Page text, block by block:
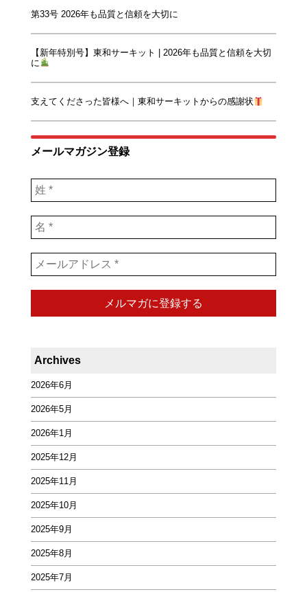
第33号 2026年も品質と信頼を大切に
【新年特別号】東和サーキット | 2026年も品質と信頼を大切
に
支えてくださった皆様へ｜東和サーキットからの感謝状
メールマガジン登録
Archives
2026年6月
2026年5月
2026年1月
2025年12月
2025年11月
2025年10月
2025年9月
2025年8月
2025年7月